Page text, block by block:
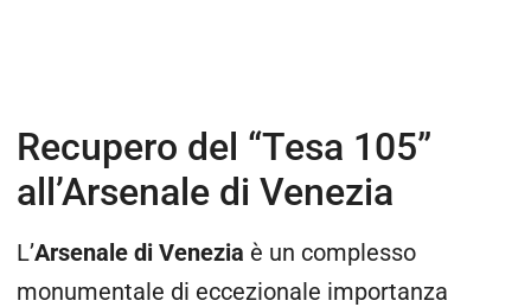
Recupero del “Tesa 105”
all’Arsenale di Venezia
L’Arsenale di Venezia è un complesso
monumentale di eccezionale importanza